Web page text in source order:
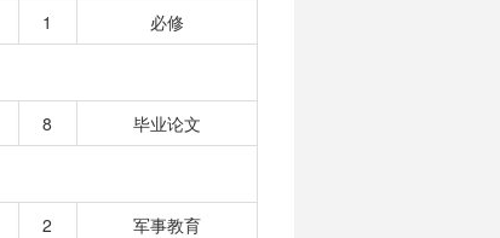
1 必修
8 毕业论文
2
军事教育